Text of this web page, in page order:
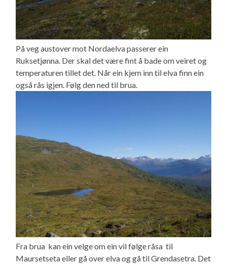
På veg austover mot Nordaelva passerer ein
Ruksetjønna. Der skal det være fint å bade om veiret og
temperaturen tillet det. Når ein kjem inn til elva finn ein
også rås igjen. Følg den ned til brua.
Fra brua kan ein velge om ein vil følge råsa til
Maursetseta eller gå over elva og gå til Grendasetra. Det